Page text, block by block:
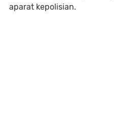
aparat kepolisian.